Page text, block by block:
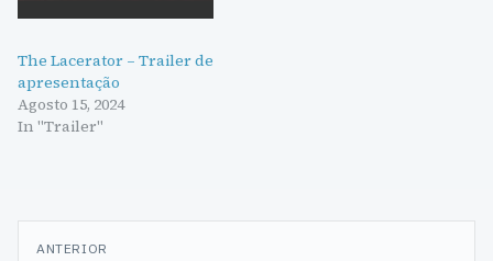
The Lacerator – Trailer de
apresentação
Agosto 15, 2024
In "Trailer"
Navegação
ANTERIOR